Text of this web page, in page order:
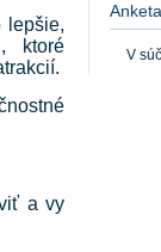
lepšie,
ktoré
a vy
Anketa
V